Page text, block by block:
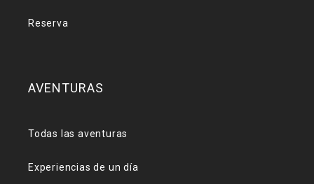
Reserva
AVENTURAS
Todas las aventuras
Experiencias de un día